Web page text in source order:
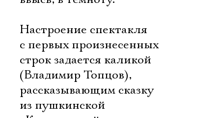
Настроение спектакля
с первых произнесенных
строк задается каликой
(Владимир Топцов),
рассказывающим сказку
из пушкинской